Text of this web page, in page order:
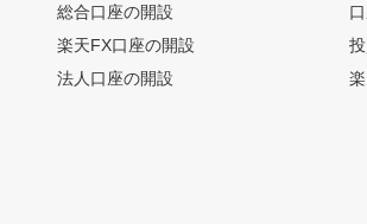
総合口座の開設
楽天FX口座の開設
法人口座の開設